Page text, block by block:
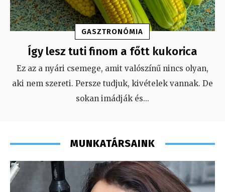
GASZTRONÓMIA
Így lesz tuti finom a főtt kukorica
Ez az a nyári csemege, amit valószínű nincs olyan,
aki nem szereti. Persze tudjuk, kivételek vannak. De
sokan imádják és...
MUNKATÁRSAINK